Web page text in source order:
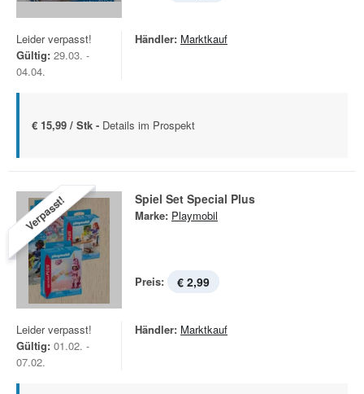
Leider verpasst!
Gültig: 29.03. -
04.04.
Händler: Marktkauf
€ 15,99 / Stk - Details im Prospekt
Verpasst! Spiel Set Special Plus
Marke: Playmobil
Preis: € 2,99
Leider verpasst!
Gültig: 01.02. -
07.02.
Händler: Marktkauf